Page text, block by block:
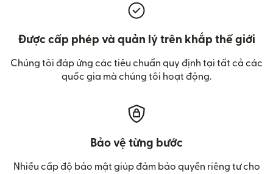
Được cấp phép và quản lý trên khắp thế giới
Chúng tôi đáp ứng các tiêu chuẩn quy định tại tất cả các
quốc gia mà chúng tôi hoạt động.
Bảo vệ từng bước
Nhiều cấp độ bảo mật giúp đảm bảo quyền riêng tư cho